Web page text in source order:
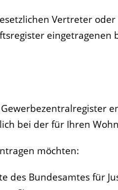
Vertreter
bei der für Ihren
möchten:
des Bundesamtes für